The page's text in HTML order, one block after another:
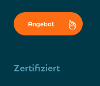
Angebot
Zertifiziert